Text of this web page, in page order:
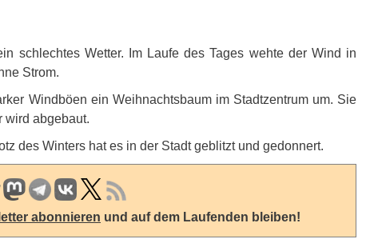
schlechtes Wetter. Im Laufe des Tages wehte der Wind in
Strom.
Windböen ein Weihnachtsbaum im Stadtzentrum um. Sie
wird abgebaut.
des Winters hat es in der Stadt geblitzt und gedonnert.
abonnieren und auf dem Laufenden bleiben!